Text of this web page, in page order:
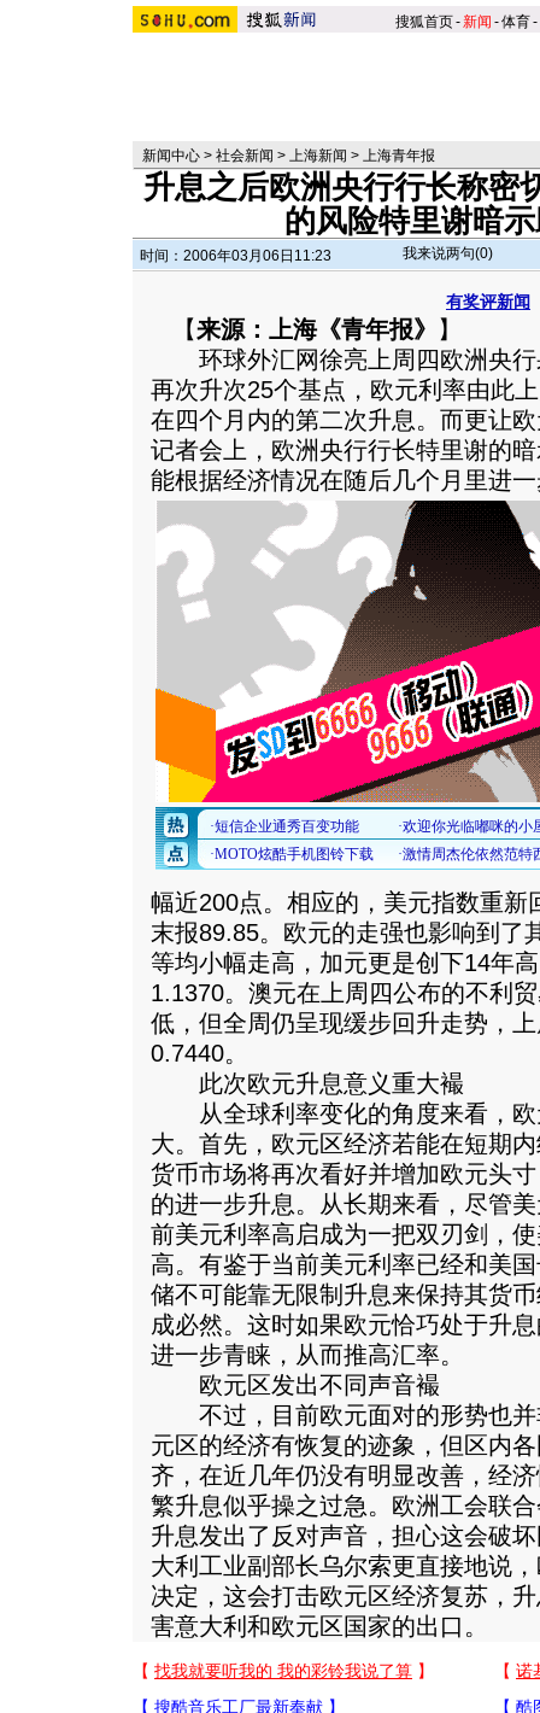
搜狐首页-新闻 -体育-
新闻中心 > 社会新闻 > 上海新闻 > 上海青年报
升息之后欧洲央行行长称密
的风险特里谢暗
时间：2006年03月06日11:23 我来说两句(0)
有奖评新闻
【来源：上海《青年报》 】
环球外汇网徐亮上周四欧洲央行
再次升次25个基点，欧元利率由此
在四个月内的第二次升息。而更让
记者会上，欧洲央行行长特里谢的
能根据经济情况在随后几个月里进
幅近200点。相应的，美元指数重新
末报89.85。欧元的走强也影响到了
等均小幅走高，加元更是创下14年
1.1370。澳元在上周四公布的不利
低，但全周仍呈现缓步回升走势，
0.7440。
此次欧元升息意义重大襊
从全球利率变化的角度来看，欧
大。首先，欧元区经济若能在短期
货币市场将再次看好并增加欧元头
的进一步升息。从长期来看，尽管
前美元利率高启成为一把双刃剑，
高。有鉴于当前美元利率已经和美
储不可能靠无限制升息来保持其货
成必然。这时如果欧元恰巧处于升
进一步青睐，从而推高汇率。
欧元区发出不同声音襊
不过，目前欧元面对的形势也并
元区的经济有恢复的迹象，但区内
齐，在近几年仍没有明显改善，经
繁升息似乎操之过急。欧洲工会联
升息发出了反对声音，担心这会破
大利工业副部长乌尔索更直接地说
决定，这会打击欧元区经济复苏，
害意大利和欧元区国家的出口。